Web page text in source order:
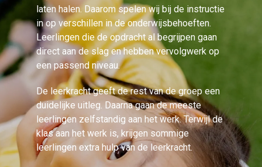
laten halen. Daarom spelen wij bij de instructie
in op verschillen in de onderwijsbehoeften.
Leerlingen die de opdracht al begrijpen gaan
direct aan de slag en hebben vervolgwerk op
een passend niveau.
De leerkracht geeft de rest van de groep een
duidelijke uitleg. Daarna gaan de meeste
leerlingen zelfstandig aan het werk. Terwijl de
klas aan het werk is, krijgen sommige
leerlingen extra hulp van de leerkracht.